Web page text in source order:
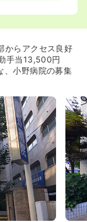
います！
っくり学んで
ます！
もとっても便
利用可能で
きます！
からアクセス良好
当13,500円
、小野病院の募集